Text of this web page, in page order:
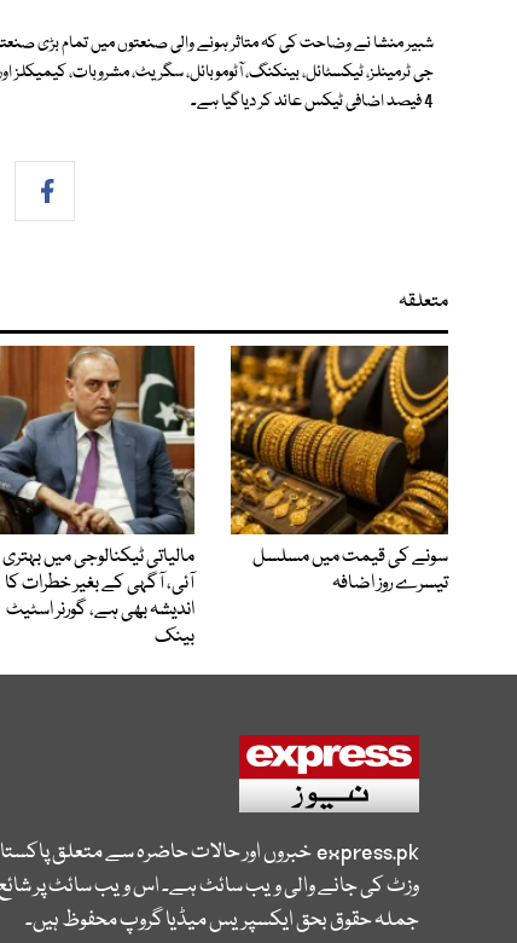
شبیر منشا نے وضاحت کی کہ متاثر ہونے والی صنعتوں میں تمام بڑی
4 فیصد اضافی ٹیکس عائد کر دیاگیا ہے۔
متعلقہ
سونے کی قیمت میں مسلسل
تیسرے روز اضافہ
مالیاتی ٹیکنالوجی میں بہتری
آئی، آگہی کے بغیر خطرات کا
اندیشہ بھی ہے، گورنر اسٹیٹ
بینک
express.pkخبروں اور حالات حاضرہ سے متعلق
وزٹ کی جانے والی ویب سائٹ ہے۔ اس ویب سائٹ پر
جملہ حقوق بحق ایکسپریس میڈیا گروپ محفوظ ہیں۔